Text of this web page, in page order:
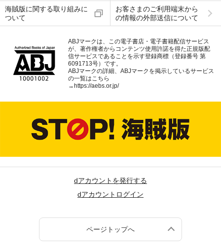
海賊版に関する取り組みに
ついて
お客さまのご利用端末から
の情報の外部送信について
ABJマークは、この電子書店・電子書籍配信サービス
が、著作権者からコンテンツ使用許諾を得た正規版配
信サービスであることを示す登録商標（登録番号 第
6091713号）です。
ABJマークの詳細、ABJマークを掲示しているサービス
の一覧はこちら
→https://aebs.or.jp/
dアカウントを発行する
dアカウントログイン
ページトップへ